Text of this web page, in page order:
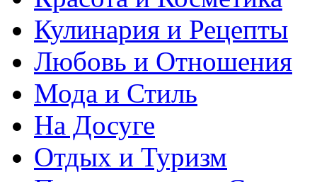
Кулинария и Рецепты
Любовь и Отношения
Мода и Стиль
На Досуге
Отдых и Туризм